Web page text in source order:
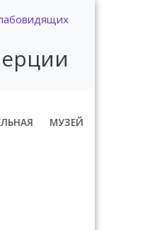
МУЗЕЙ